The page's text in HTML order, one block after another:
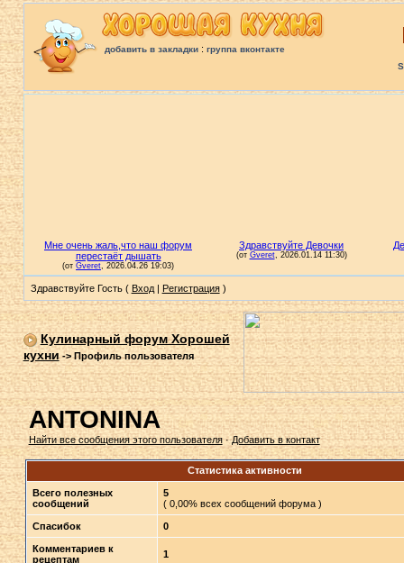
добавить в закладки: группа вконтакте
Здравствуйте Гость ( Вход| Регистрация)
Кулинарный форум Хорошей
кухни->Профиль пользователя
ANTONINA
Найти все сообщения этого пользователя·Добавить в контакт
Статистика активности
Всего полезных
сообщений
5
( 0,00% всех сообщений форума )
Спасибок 0
Комментариев к
рецептам
1